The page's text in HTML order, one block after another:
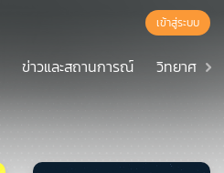
เข้าสู่ระบบ
ข่าวและสถานการณ์ วิทยาศาสต